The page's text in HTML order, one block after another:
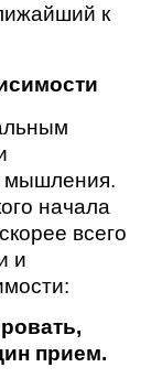
к
мышления.
начала
всего
и
прием.